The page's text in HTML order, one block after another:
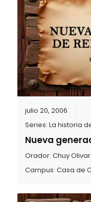
julio 20, 2006
Series:La historia
Nueva
Orador:Chuy
Campus:Casa de